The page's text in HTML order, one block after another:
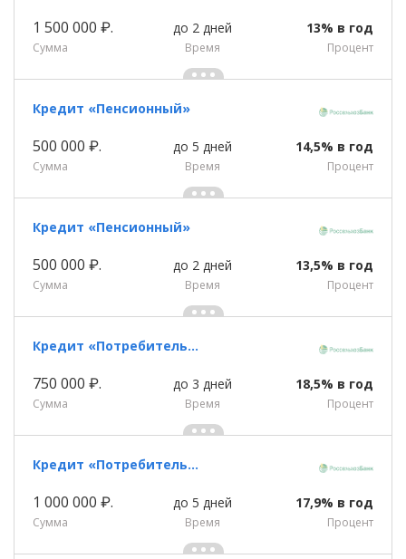
1 500 000 ₽.
Сумма
до 2 дней
Время
13% в год
Процент
Кредит «Пенсионный»
500 000 ₽.
Сумма
до 5 дней
Время
14,5% в год
Процент
Кредит «Пенсионный»
500 000 ₽.
Сумма
до 2 дней
Время
13,5% в год
Процент
Кредит «Потребительский (без обеспечения)»
750 000 ₽.
Сумма
до 3 дней
Время
18,5% в год
Процент
Кредит «Потребительский (с обеспечением)»
1 000 000 ₽.
Сумма
до 5 дней
Время
17,9% в год
Процент